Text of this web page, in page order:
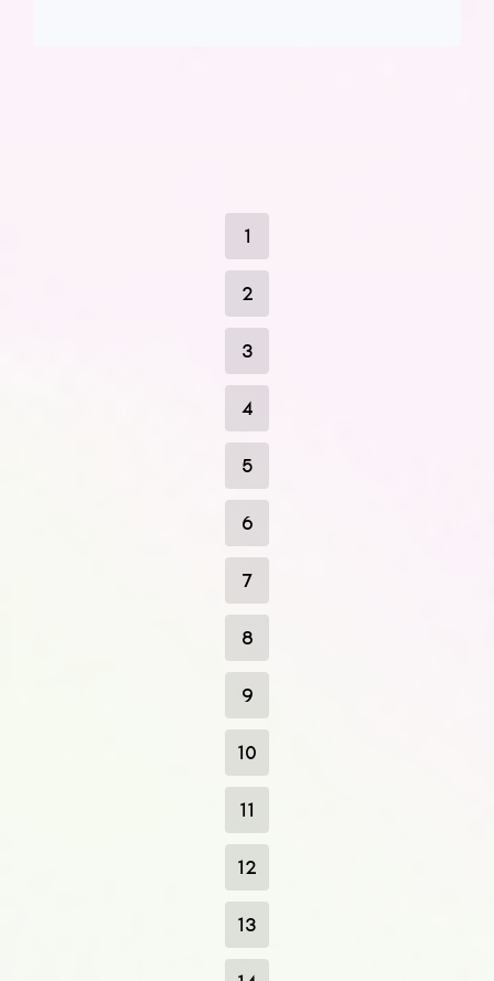
1
2
3
4
5
6
7
8
9
10
11
12
13